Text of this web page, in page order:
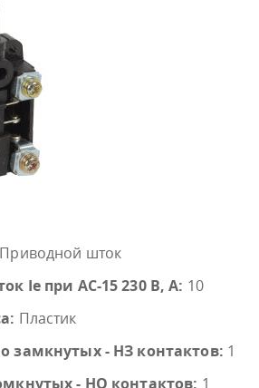
Приводной шток
Ie при AC-15 230 В, А: 10
Пластик
замкнутых - НЗ контактов: 1
- НО контактов: 1